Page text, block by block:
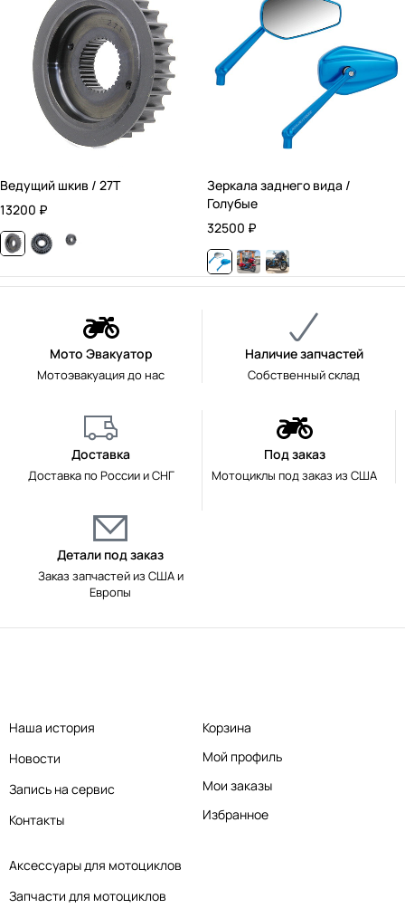
Ведущий шкив / 27T
13200 ₽
Зеркала заднего вида /
Голубые
32500 ₽
Мото Эвакуатор
Мотоэвакуация до нас
Наличие запчастей
Собственный склад
Доставка
Доставка по России и СНГ
Под заказ
Мотоциклы под заказ из США
Детали под заказ
Заказ запчастей из США и
Европы
Аксессуары для мотоциклов
Запчасти для мотоциклов
Наша история
Новости
Запись на сервис
Контакты
Корзина
Мой профиль
Мои заказы
Избранное